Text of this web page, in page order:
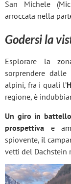
San Michele
arroccata nella
Godersi la
Esplorare la
sorprendere
alpini, fra i quali l’
regione, è
Un giro in
prospettiva e
spiovente, il
vetti del Dachstein